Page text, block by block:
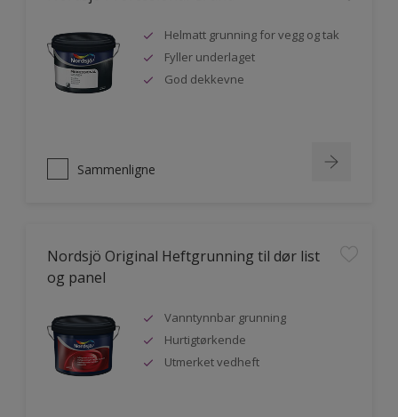
Helmatt grunning for vegg og tak
Fyller underlaget
God dekkevne
Sammenligne
Nordsjö Original Heftgrunning til dør list
og panel
Vanntynnbar grunning
Hurtigtørkende
Utmerket vedheft